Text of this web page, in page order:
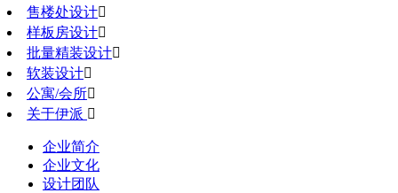
售楼处设计
样板房设计
批量精装设计
软装设计
公寓/会所
关于伊派 
企业简介
企业文化
设计团队